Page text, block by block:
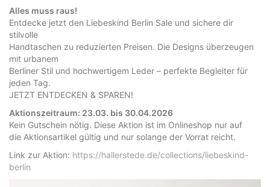
Alles muss raus!
Entdecke jetzt den Liebeskind Berlin Sale und sichere dir
stilvolle
Handtaschen zu reduzierten Preisen. Die Designs überzeugen
mit urbanem
Berliner Stil und hochwertigem Leder – perfekte Begleiter für
jeden Tag.
JETZT ENTDECKEN & SPAREN!
Aktionszeitraum: 23.03. bis 30.04.2026
Kein Gutschein nötig. Diese Aktion ist im Onlineshop nur auf
die Aktionsartikel gültig und nur solange der Vorrat reicht.
Link zur Aktion: https://hallerstede.de/collections/liebeskind-
berlin